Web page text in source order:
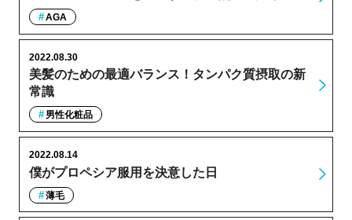
AGA
美髪のための最適バランス！タンパク質摂取の新
常識
2022.08.30
男性化粧品
僕がプロペシア服用を決意した日
2022.08.14
薄毛